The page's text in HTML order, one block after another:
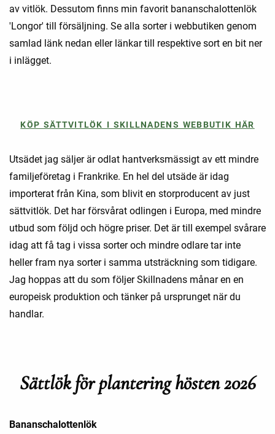
av vitlök. Dessutom finns min favorit bananschalottenlök
'Longor' till försäljning. Se alla sorter i webbutiken genom
samlad länk nedan eller länkar till respektive sort en bit ner
i inlägget.
KÖP SÄTTVITLÖK I SKILLNADENS WEBBUTIK HÄR
Utsädet jag säljer är odlat hantverksmässigt av ett mindre
familjeföretag i Frankrike. En hel del utsäde är idag
importerat från Kina, som blivit en storproducent av just
sättvitlök. Det har försvårat odlingen i Europa, med mindre
utbud som följd och högre priser. Det är till exempel svårare
idag att få tag i vissa sorter och mindre odlare tar inte
heller fram nya sorter i samma utsträckning som tidigare.
Jag hoppas att du som följer Skillnadens månar en en
europeisk produktion och tänker på ursprunget när du
handlar.
Sättlök för plantering hösten 2026
Bananschalottenlök